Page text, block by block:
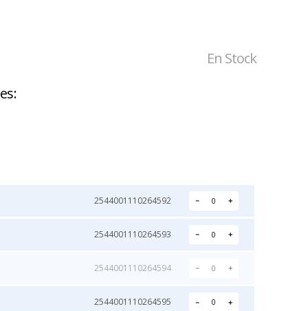
En Stock
2544001110264592 ＋
－
2544001110264593 ＋
－
2544001110264594 ＋
－
2544001110264595 ＋
－